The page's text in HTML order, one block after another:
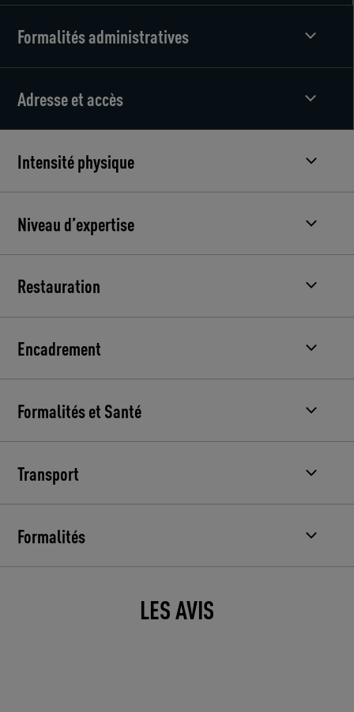
Formalités administratives
Adresse et accès
Intensité physique
Niveau d’expertise
Restauration
Encadrement
Formalités et Santé
Transport
Formalités
LES AVIS